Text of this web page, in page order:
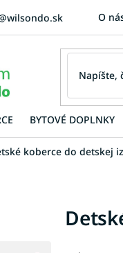
O
BYTOVÉ DOPLNKY
koberce do detskej